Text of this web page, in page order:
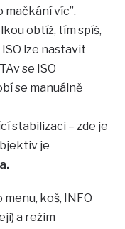
mačkání víc”.
obtíž, tím spíš,
lze nastavit
se ISO
se manuálně
stabilizaci – zde je
je
koš, INFO
a režim